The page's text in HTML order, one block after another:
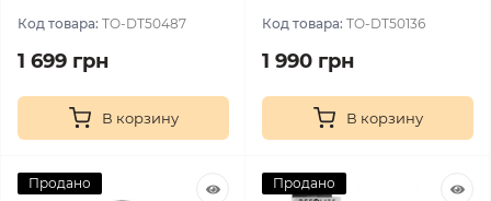
Код товара: TO-DT50487
1 699 грн
В корзину
Код товара: TO-DT50136
1 990 грн
В корзину
Продано Продано